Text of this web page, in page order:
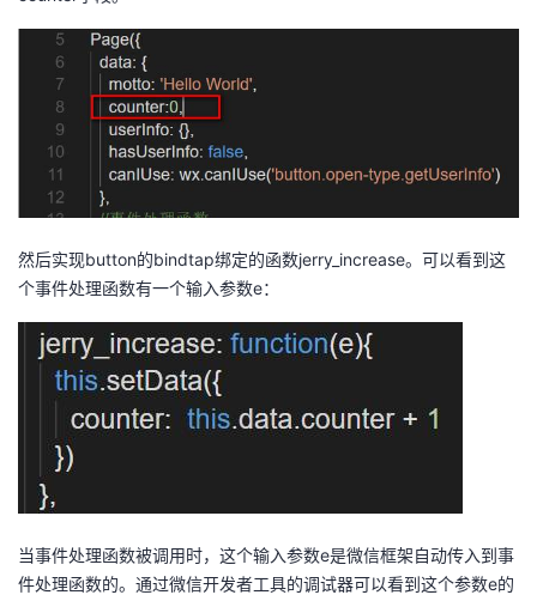
者
我
课
程
的
认
我
的
验
我
收
我
的
术
支
持
我
云
声
建
议
然后实现button的bindtap绑定的函数jerry_increase。可以看到这
个事件处理函数有一个输入参数e：
当事件处理函数被调用时，这个输入参数e是微信框架自动传入到事
件处理函数的。通过微信开发者工具的调试器可以看到这个参数e的